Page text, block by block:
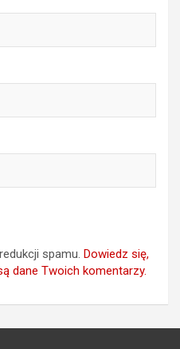
spamu. Dowiedz się,
dane Twoich komentarzy.